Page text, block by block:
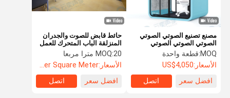
مصنع تصنيع الصوتي الصوتي
الصوتي الصوتي الصوتي
الصوتي الصوتي الصوتي
الصوتي الصوتي الصوتي
الصوتي الصوتي الصوتي
الصوتي الصوتي الصوتي
الصوتي الصوتي الصوتي
MOQ: قطعة واحدة
الأسعار:US$4,050
افضل سعر
اتصل
حائط قابض للصوت والجدران
المنزلقة الباب المتحرك للعمل
لتقسيم الغرفة
MOQ:20 مترا مربعا
الأسعار:US$135.8 Per Square Meter
افضل سعر
اتصل